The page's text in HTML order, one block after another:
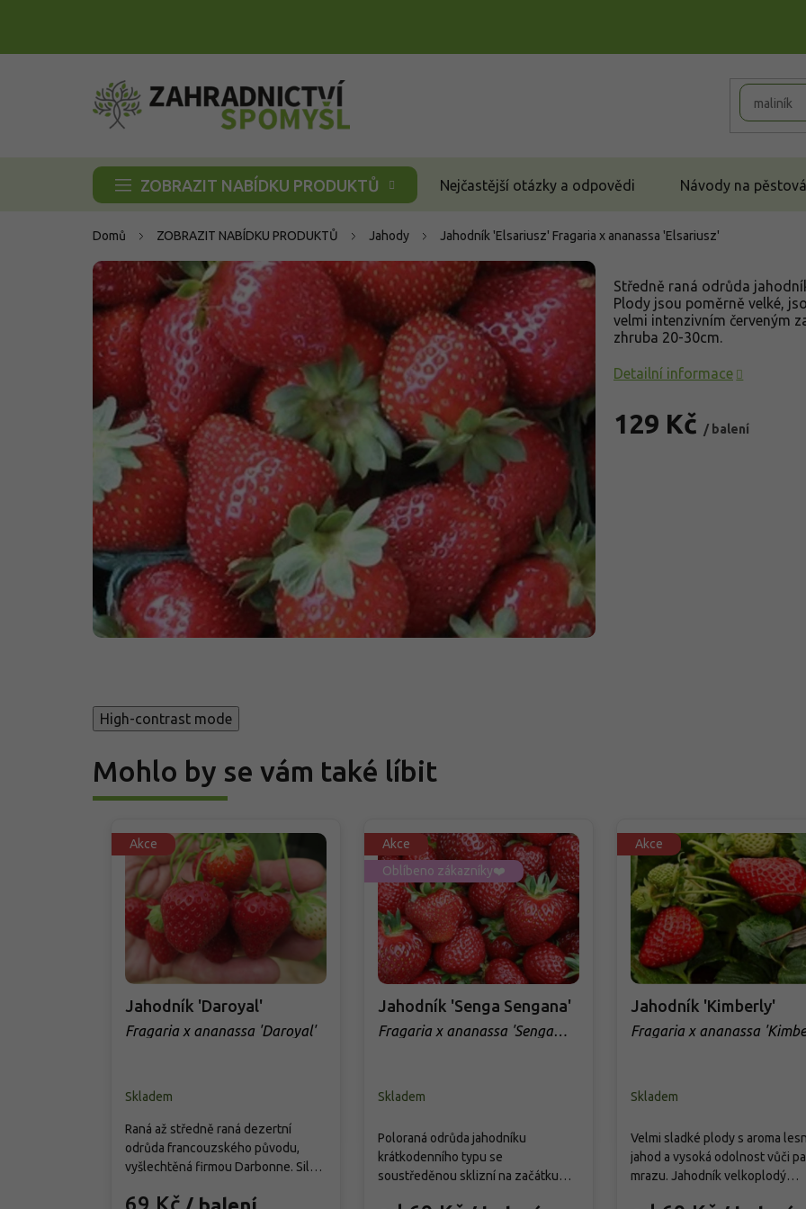
ZOBRAZIT NABÍDKU PRODUKTŮ Nejčastější otázky a odpovědi Návody na
Domů ZOBRAZIT NABÍDKU PRODUKTŮ Jahody Jahodník 'Elsariusz' Fragaria x ananassa 'Elsariusz'
129 Kč / balení
Středně raná odrůda
Plody jsou poměrně velké,
velmi intenzivním červeným
zhruba 20-30cm.
Detailní informace
High-contrast mode
Mohlo by se vám také líbit
Akce
Jahodník 'Daroyal'
Fragaria x ananassa 'Daroyal'
Skladem
Raná až středně raná dezertní
odrůda francouzského původu,
vyšlechtěná firmou Darbonne. Silně
vysoké 20–30 cm a široké 30–40 cm
Akce
Oblíbeno zákazníky❤️
Jahodník 'Senga Sengana'
Fragaria x ananassa 'Senga
Skladem
Poloraná odrůda jahodníku
krátkodenního typu se
soustředěnou sklizní na začátku
Akce
Jahodník 'Kimberly'
Fragaria x ananassa
Skladem
Velmi sladké plody s aroma
jahod a vysoká odolnost vůči
mrazu. Jahodník velkoplodý